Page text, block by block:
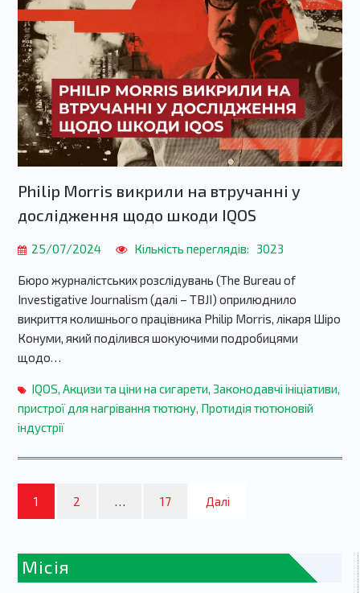
Philip Morris викрили на втручанні у
дослідження щодо шкоди IQOS
25/07/2024 Кількість переглядів: 3023
Бюро журналістських розслідувань (The Bureau of
Investigative Journalism (далі – TBJI) оприлюднило
викриття колишнього працівника Philip Morris, лікаря Шіро
Конуми, який поділився шокуючими подробицями
щодо…
IQOS, Акцизи та ціни на сигарети, Законодавчі ініціативи,
пристрої для нагрівання тютюну, Протидія тютюновій
індустрії
1 2 … 17 Далі
Місія